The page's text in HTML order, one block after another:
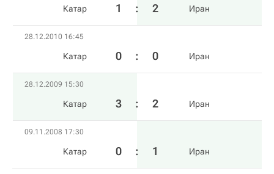
Катар 1 : 2 Иран
28.12.2010 16:45
Катар 0 : 0 Иран
28.12.2009 15:30
Катар 3 : 2 Иран
09.11.2008 17:30
Катар 0 : 1 Иран